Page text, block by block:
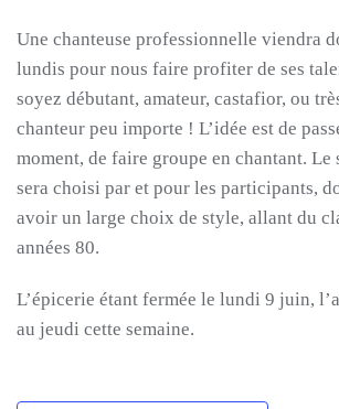
Une chanteuse professionnelle viendra
lundis pour nous faire profiter de ses
soyez débutant, amateur, castafior, ou
chanteur peu importe ! L’idée est de
moment, de faire groupe en chantant. Le
sera choisi par et pour les participants,
avoir un large choix de style, allant du
années 80.
L’épicerie étant fermée le lundi 9 juin,
au jeudi cette semaine.